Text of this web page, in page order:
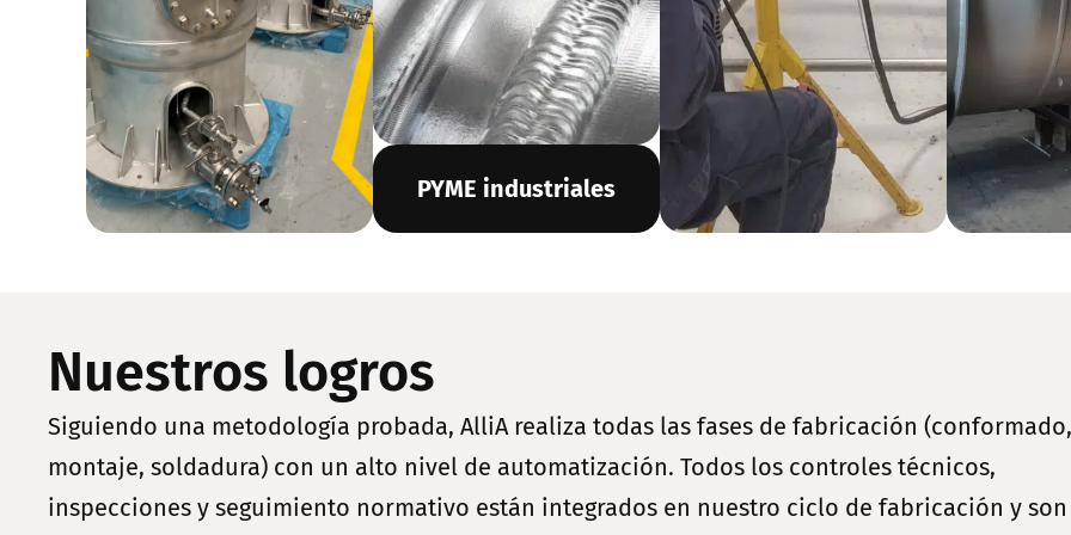
PYME industriales
Nuestros logros
Siguiendo una metodología probada, AlliA realiza todas las fases de fabricación (conformado,
montaje, soldadura) con un alto nivel de automatización. Todos los controles técnicos,
inspecciones y seguimiento normativo están integrados en nuestro ciclo de fabricación y son